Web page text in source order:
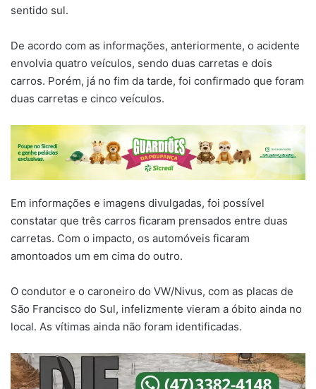
sentido sul.
De acordo com as informações, anteriormente, o acidente
envolvia quatro veículos, sendo duas carretas e dois
carros. Porém, já no fim da tarde, foi confirmado que foram
duas carretas e cinco veículos.
Em informações e imagens divulgadas, foi possível
constatar que três carros ficaram prensados entre duas
carretas. Com o impacto, os automóveis ficaram
amontoados um em cima do outro.
O condutor e o caroneiro do VW/Nivus, com as placas de
São Francisco do Sul, infelizmente vieram a óbito ainda no
local. As vítimas ainda não foram identificadas.